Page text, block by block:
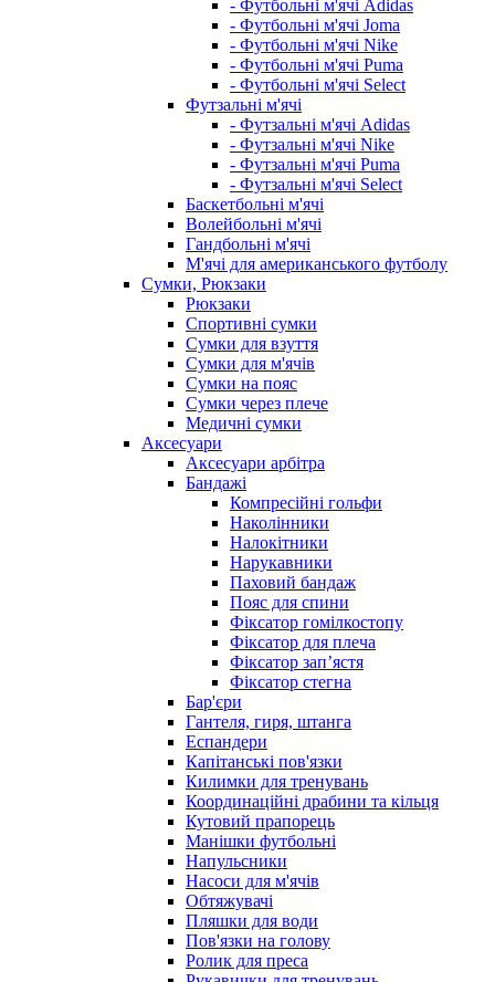
- Футбольні м'ячі Adidas
- Футбольні м'ячі Joma
- Футбольні м'ячі Nike
- Футбольні м'ячі Puma
- Футбольні м'ячі Select
Футзальні м'ячі
- Футзальні м'ячі Adidas
- Футзальні м'ячі Nike
- Футзальні м'ячі Puma
- Футзальні м'ячі Select
Баскетбольні м'ячі
Волейбольні м'ячі
Гандбольні м'ячі
М'ячі для американського футболу
Сумки, Рюкзаки
Рюкзаки
Спортивні сумки
Сумки для взуття
Сумки для м'ячів
Сумки на пояс
Сумки через плече
Медичні сумки
Аксесуари
Аксесуари арбітра
Бандажі
Компресійні гольфи
Наколінники
Налокітники
Нарукавники
Паховий бандаж
Пояс для спини
Фіксатор гомілкостопу
Фіксатор для плеча
Фіксатор запʼястя
Фіксатор стегна
Бар'єри
Гантеля, гиря, штанга
Еспандери
Капітанські пов'язки
Килимки для тренувань
Координаційні драбини та кільця
Кутовий прапорець
Манішки футбольні
Напульсники
Насоси для м'ячів
Обтяжувачі
Пляшки для води
Пов'язки на голову
Ролик для преса